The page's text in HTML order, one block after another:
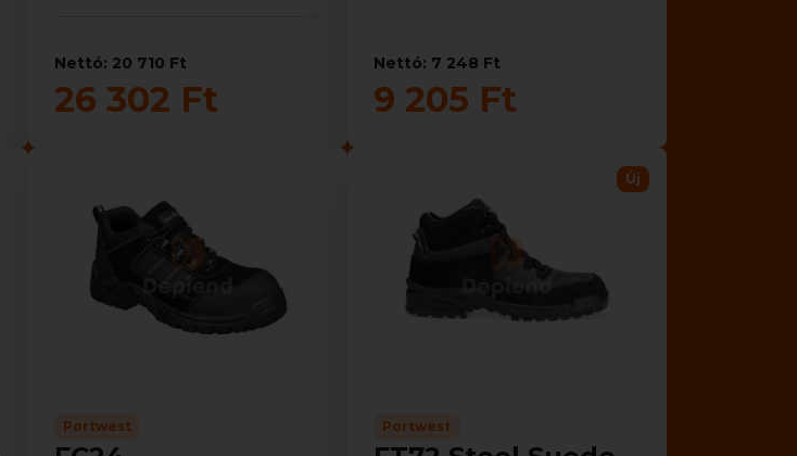
Nettó: 20 710 Ft
26 302 Ft
Nettó: 7 248 Ft
9 205 Ft
Portwest
Új
Portwest